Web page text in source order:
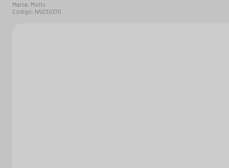
Marca: Mottu
Código: N5030370